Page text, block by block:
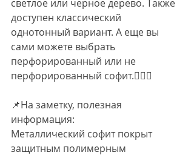
светлое или черное дерево. Также
доступен классический
однотонный вариант. А еще вы
сами можете выбрать
перфорированный или не
перфорированный софит.💁🏻‍♂️
📌На заметку, полезная
информация:
Металлический софит покрыт
защитным полимерным